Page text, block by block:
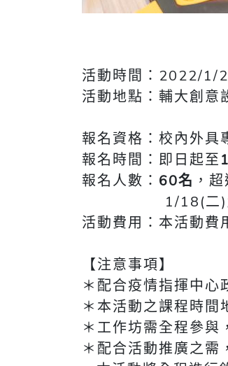
活動時間：2022/1/
活動地點：輔大創意
報名資格：校內外具
報名時間：即日起至
報名人數： 60名 ，
1/18(二)起以
活動費用：本活動費
【注意事項】
＊配合疫情指揮中心
＊本活動之課程時間
＊工作坊需全程參
＊配合活動推廣之